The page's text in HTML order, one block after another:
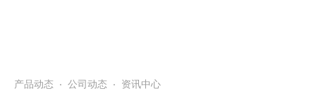
产品动态 · 公司动态 · 资讯中心